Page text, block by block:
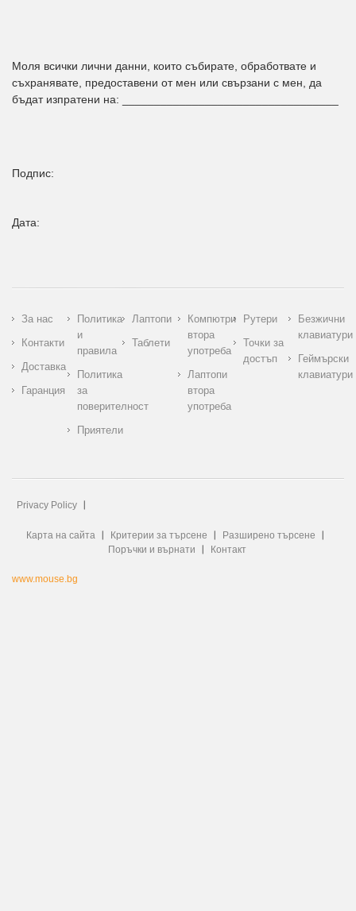
Моля всички лични данни, които събирате, обработвате и
съхранявате, предоставени от мен или свързани с мен, да
бъдат изпратени на: __________________________________
Подпис:
Дата:
За нас
Контакти
Доставка
Гаранция
Политика
и
правила
Политика
за
поверителност
Приятели
Лаптопи
Таблети
Компютри
втора
употреба
Лаптопи
втора
употреба
Рутери
Точки за
достъп
Безжични
клавиатури
Геймърски
клавиатури
Privacy Policy
Карта на сайта Критерии за търсене
Разширено търсене
Поръчки и върнати
Контакт
www.mouse.bg